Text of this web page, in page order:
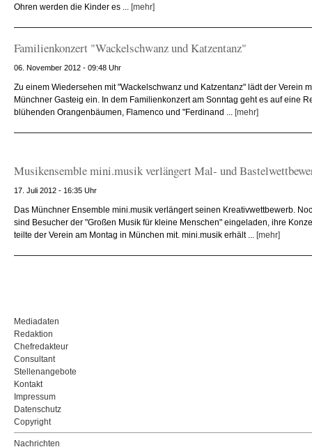
Ohren werden die Kinder es ... [mehr]
Familienkonzert "Wackelschwanz und Katzentanz"
06. November 2012 - 09:48 Uhr
Zu einem Wiedersehen mit "Wackelschwanz und Katzentanz" lädt der Verein
Münchner Gasteig ein. In dem Familienkonzert am Sonntag geht es auf eine
blühenden Orangenbäumen, Flamenco und "Ferdinand ... [mehr]
Musikensemble mini.musik verlängert Mal- und
17. Juli 2012 - 16:35 Uhr
Das Münchner Ensemble mini.musik verlängert seinen Kreativwettbewerb.
sind Besucher der "Großen Musik für kleine Menschen" eingeladen, ihre
teilte der Verein am Montag in München mit. mini.musik erhält ... [mehr]
Mediadaten
Redaktion
Chefredakteur
Consultant
Stellenangebote
Kontakt
Impressum
Datenschutz
Copyright
Nachrichten